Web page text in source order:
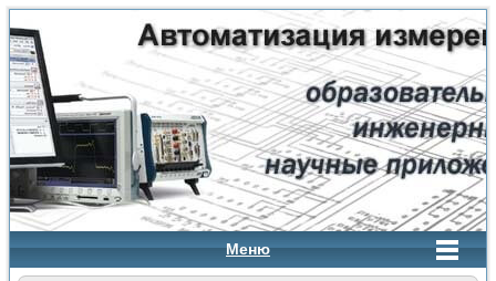
Меню